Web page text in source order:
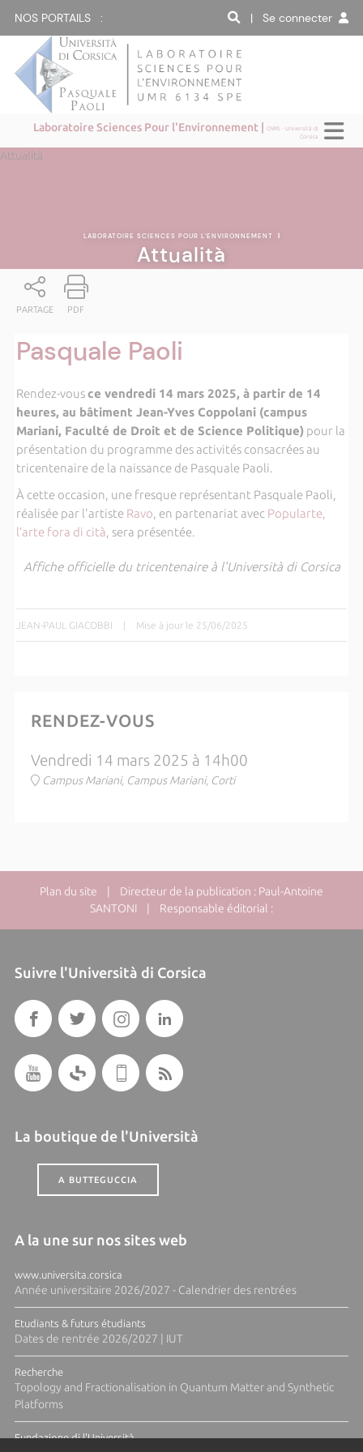
NOS PORTAILS : | Se connecter
Laboratoire Sciences Pour l'Environnement |CNRS - Università di
Corsica
Attualità
LABORATOIRE SCIENCES POUR L'ENVIRONNEMENT |
Attualità
PARTAGE PDF
Pasquale Paoli
Rendez-vousce vendredi 14 mars 2025, à partir de 14
heures, au bâtiment Jean-Yves Coppolani (campus
Mariani, Faculté de Droit et de Science Politique)pour la
présentation du programme des activités consacrées au
tricentenaire de la naissance de Pasquale Paoli.
À cette occasion, une fresque représentant Pasquale Paoli,
réalisée par l'artiste Ravo, en partenariat avec Popularte,
l’arte fora di cità, sera présentée.
Affiche officielle du tricentenaire à l'Università di Corsica
JEAN-PAUL GIACOBBI | Mise à jour le 25/06/2025
RENDEZ-VOUS
Vendredi 14 mars 2025 à 14h00
Campus Mariani, Campus Mariani, Corti
Plan du site | Directeur de la publication : Paul-Antoine
SANTONI | Responsable éditorial :
Suivre l'Università di Corsica
La boutique de l'Università
A BUTTEGUCCIA
A la une sur nos sites web
www.universita.corsica
Année universitaire 2026/2027 - Calendrier des rentrées
Etudiants & futurs étudiants
Dates de rentrée 2026/2027 | IUT
Recherche
Topology and Fractionalisation in Quantum Matter and Synthetic
Platforms
Fundazione di l'Università